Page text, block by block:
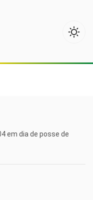
em dia de posse de